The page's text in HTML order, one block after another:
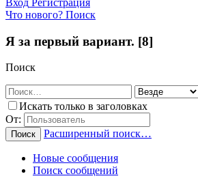
Вход Регистрация
Что нового? Поиск
Я за первый вариант. [8]
Поиск
Искать только в заголовках
От:
Поиск Расширенный поиск…
Новые сообщения
Поиск сообщений